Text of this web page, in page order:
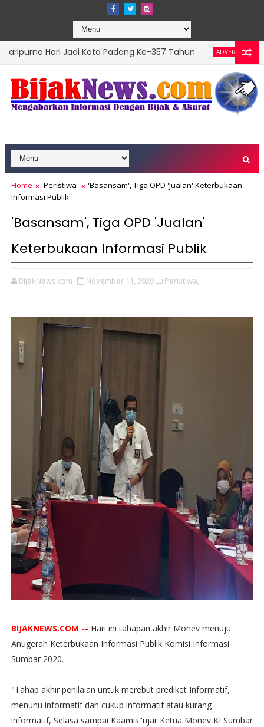
Jadi Kota Padang Ke-357 Tahun ADVERTORIAL
DPRD
Home Peristiwa
'Basansam', Tiga OPD 'Jualan' Keterbukaan
Informasi Publik
'Basansam', Tiga OPD 'Jualan'
Keterbukaan Informasi Publik
BijakNews.com November 11, 2020 Peristiwa,
BIJAKNEWS.COM -- Hari ini tahapan akhir Monev menuju
Anugerah Keterbukaan Informasi Publik Komisi Informasi
Sumbar 2020.
"Tahap akhir penilaian untuk merebut prediket Informatif,
menunu informatif dan cukup informatif atau kurang
informatif, Selasa sampai Kaamis"ujar Ketua Monev KI Sumbar